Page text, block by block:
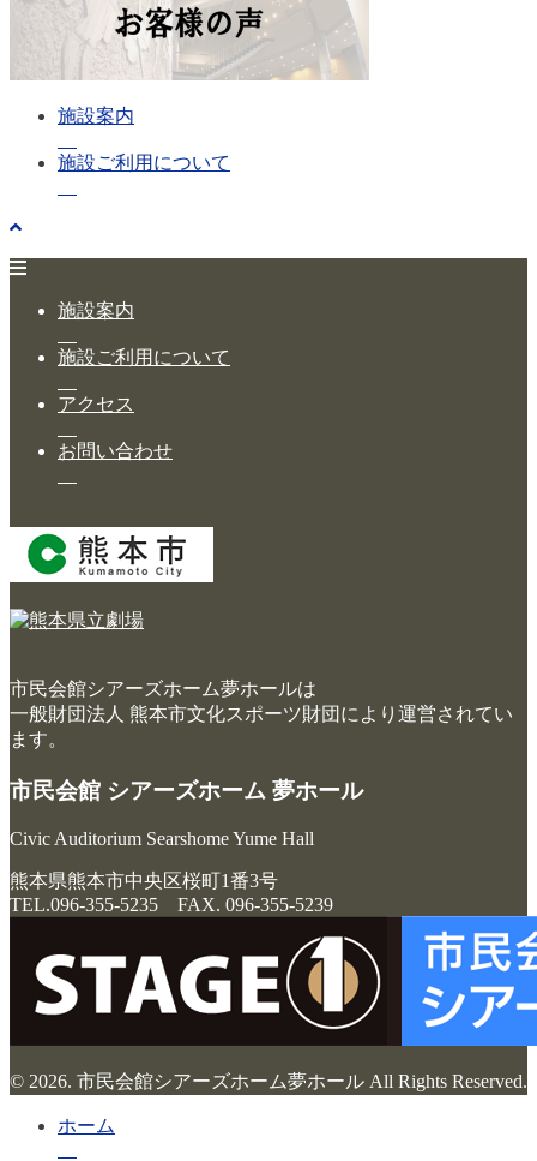
施設案内
施設ご利用について
施設案内
施設ご利用について
アクセス
お問い合わせ
市民会館シアーズホーム夢ホールは
一般財団法人 熊本市文化スポーツ財団により運営されてい
ます。
市民会館 シアーズホーム 夢ホール
Civic Auditorium Searshome Yume Hall
熊本県熊本市中央区桜町1番3号
TEL.096-355-5235 FAX. 096-355-5239
© 2026. 市民会館シアーズホーム夢ホール All Rights Reserved.
ホーム